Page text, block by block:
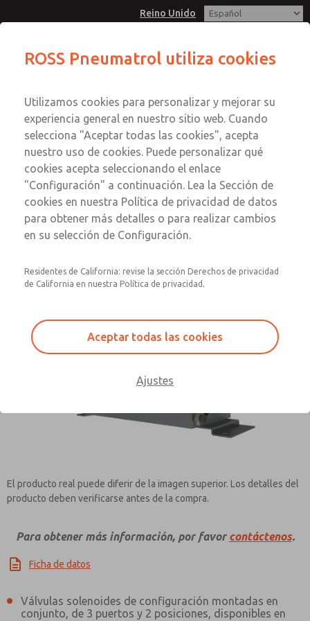
Reino Unido
Cuenta
Registrarse
Inscribirse
Serie E23A-G, válvula solenoide
de acción directa, montada en
grupo, 1/4", 3/2 función
Válvula solenoide de montaje remoto
El producto real puede diferir de la imagen superior. Los detalles del
producto deben verificarse antes de la compra.
Para obtener más información, por favor contáctenos.
Ficha de datos
Válvulas solenoides de configuración montadas en
conjunto, de 3 puertos y 2 posiciones, disponibles en
acción directa, montada en grupo,
1/4", 3/2 función
Information
ROSS Pneumatrol utiliza cookies
Utilizamos cookies para personalizar y mejorar su
experiencia general en nuestro sitio web. Cuando
selecciona "Aceptar todas las cookies", acepta
nuestro uso de cookies. Puede personalizar qué
cookies acepta seleccionando el enlace
"Configuración" a continuación. Lea la Sección de
cookies en nuestra Política de privacidad de datos
para obtener más detalles o para realizar cambios
en su selección de Configuración.
Residentes de California: revise la sección Derechos de privacidad
de California en nuestra Política de privacidad.
Aceptar todas las cookies
Ajustes